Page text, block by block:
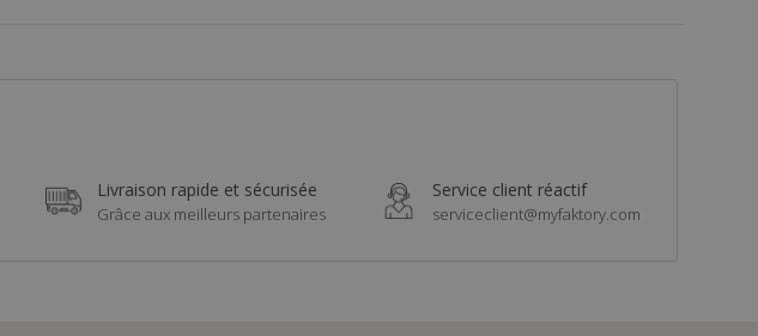
Livraison rapide et sécurisée
Grâce aux meilleurs partenaires
Service client réactif
serviceclient@myfaktory.com